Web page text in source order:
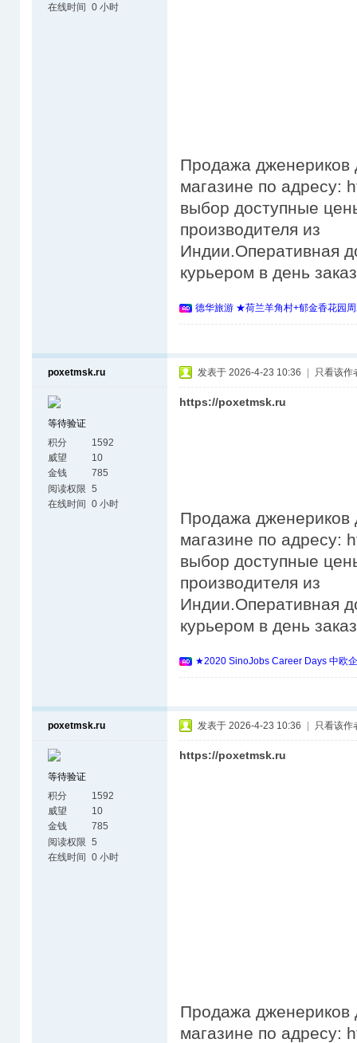
在线时间 0 小时
Продажа дженериков
магазине по адресу:
выбор доступные
производителя из
Индии.Оперативная
курьером в день
德华旅游 ★荷兰羊角村+郁金香花园
poxetmsk.ru
等待验证
积分
1592
威望
10
金钱
785
阅读权限 5
在线时间 0 小时
发表于 2026-4-23 10:36 只看该作
https://poxetmsk.ru
Продажа дженериков
магазине по адресу:
выбор доступные
производителя из
Индии.Оперативная
курьером в день
★2020 SinoJobs Career Days 中欧
poxetmsk.ru
等待验证
积分
1592
威望
10
金钱
785
阅读权限 5
在线时间 0 小时
发表于 2026-4-23 10:36 只看该作
https://poxetmsk.ru
Продажа дженериков
магазине по адресу: